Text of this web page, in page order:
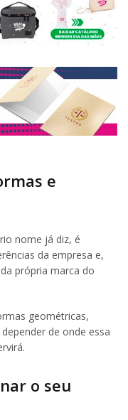
e
nome já diz, é
da empresa e,
própria marca do
geométricas,
de onde essa
o seu